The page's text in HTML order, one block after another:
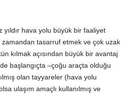
yıldır hava yolu büyük bir faaliyet
zamandan tasarruf etmek ve çok uzak
kılmak açısından büyük bir avantaj
başlangıçta –çoğu araçta olduğu
olan tayyareler (hava yolu
ulaşım amaçlı kullanılmış ve